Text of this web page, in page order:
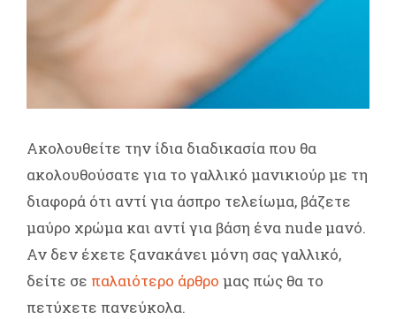
Ακολουθείτε την ίδια διαδικασία που θα
ακολουθούσατε για το γαλλικό μανικιούρ με τη
διαφορά ότι αντί για άσπρο τελείωμα, βάζετε
μαύρο χρώμα και αντί για βάση ένα nude μανό.
Αν δεν έχετε ξανακάνει μόνη σας γαλλικό,
δείτε σε παλαιότερο άρθρο μας πώς θα το
πετύχετε πανεύκολα.